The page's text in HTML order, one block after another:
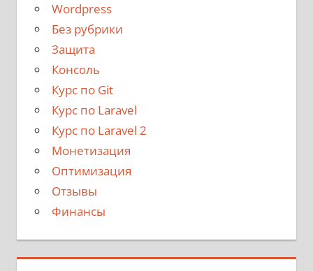
Wordpress
Без рубрики
Защита
Консоль
Курс по Git
Курс по Laravel
Курс по Laravel 2
Монетизация
Оптимизация
Отзывы
Финансы